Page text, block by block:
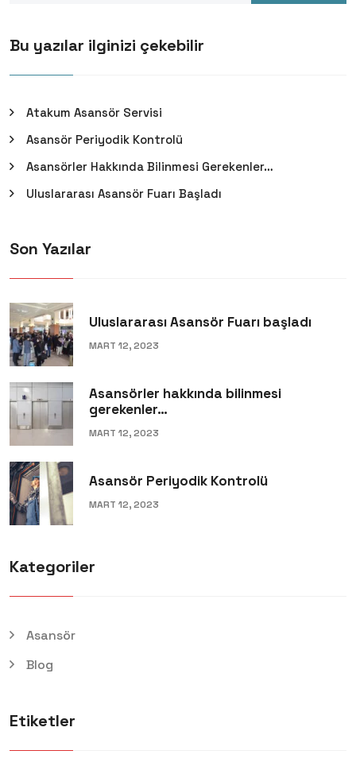
Bu yazılar ilginizi çekebilir
Atakum Asansör Servisi
Asansör Periyodik Kontrolü
Asansörler Hakkında Bilinmesi Gerekenler…
Uluslararası Asansör Fuarı Başladı
Son Yazılar
Uluslararası Asansör Fuarı başladı
MART 12, 2023
Asansörler hakkında bilinmesi
gerekenler…
MART 12, 2023
Asansör Periyodik Kontrolü
MART 12, 2023
Kategoriler
Asansör
Blog
Etiketler